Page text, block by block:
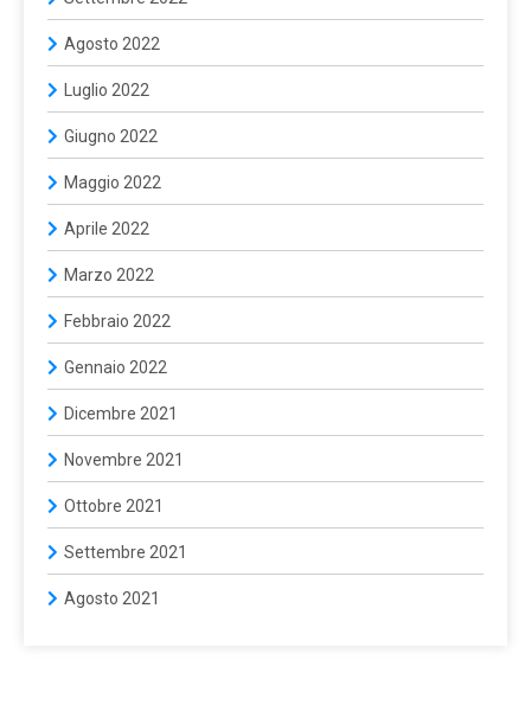
Agosto 2022
Luglio 2022
Giugno 2022
Maggio 2022
Aprile 2022
Marzo 2022
Febbraio 2022
Gennaio 2022
Dicembre 2021
Novembre 2021
Ottobre 2021
Settembre 2021
Agosto 2021